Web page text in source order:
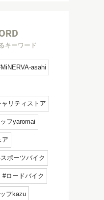
キーワード
MiNERVA-asahi
リティストア
フyaromai
ア
ポーツバイク
ロードバイク
フkazu